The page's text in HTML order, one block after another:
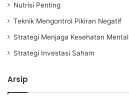
Nutrisi Penting
Teknik Mengontrol Pikiran Negatif
Strategi Menjaga Kesehatan Mental
Strategi Investasi Saham
Arsip